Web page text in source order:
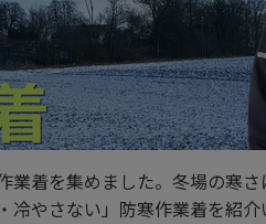
業着を集めました。冬場の寒
やさない」防寒作業着を紹介